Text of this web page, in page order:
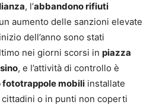
, l’abbandono rifiuti
aumento delle sanzioni elevate
dell’anno sono stati
nei giorni scorsi in piazza
, e l’attività di controllo è
fototrappole mobili installate
o in punti non coperti